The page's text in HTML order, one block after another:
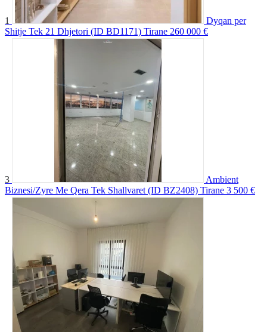
1
Dyqan per
Shitje Tek 21 Dhjetori (ID BD1171) Tirane 260 000 €
3
Ambient
Biznesi/Zyre Me Qera Tek Shallvaret (ID BZ2408) Tirane 3 500 €